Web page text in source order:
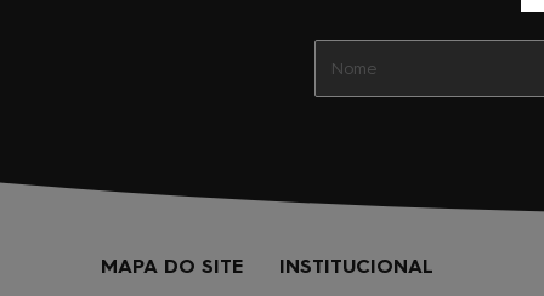
MAPA DO SITE INSTITUCIONAL